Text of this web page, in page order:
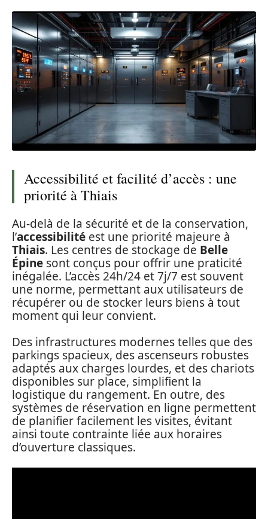
Accessibilité et facilité d’accès : une
priorité à Thiais
Au-delà de la sécurité et de la conservation,
l’accessibilité est une priorité majeure à
Thiais. Les centres de stockage de Belle
Épine sont conçus pour offrir une praticité
inégalée. L’accès 24h/24 et 7j/7 est souvent
une norme, permettant aux utilisateurs de
récupérer ou de stocker leurs biens à tout
moment qui leur convient.
Des infrastructures modernes telles que des
parkings spacieux, des ascenseurs robustes
adaptés aux charges lourdes, et des chariots
disponibles sur place, simplifient la
logistique du rangement. En outre, des
systèmes de réservation en ligne permettent
de planifier facilement les visites, évitant
ainsi toute contrainte liée aux horaires
d’ouverture classiques.